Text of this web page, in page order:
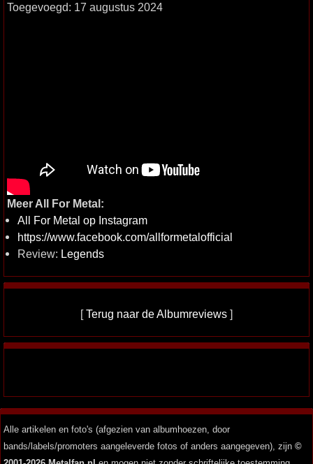
Toegevoegd: 17 augustus 2024
Meer All For Metal:
All For Metal op Instagram
https://www.facebook.com/allformetalofficial
Review: Legends
[Terug naar de Albumreviews ]
Alle artikelen en foto's (afgezien van albumhoezen, door
bands/labels/promoters aangeleverde fotos of anders aangegeven), zijn ©